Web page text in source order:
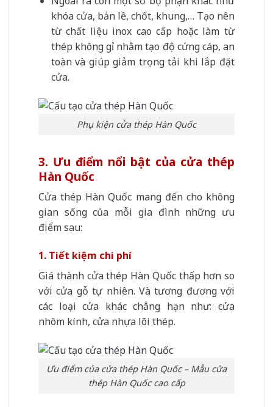
khóa cửa, bản lề, chốt, khung,… Tạo nên
từ chất liệu inox cao cấp hoặc làm từ
thép không gỉ nhằm tạo độ cứng cáp, an
toàn và giúp giảm trọng tải khi lắp đặt
cửa.
Phụ kiện cửa thép Hàn Quốc
3. Ưu điểm nổi bật của cửa thép
Hàn Quốc
Cửa thép Hàn Quốc mang đến cho không
gian sống của mỗi gia đình những ưu
điểm sau:
1. Tiết kiệm chi phí
Giá thành cửa thép Hàn Quốc thấp hơn so
với cửa gỗ tự nhiên. Và tương đương với
các loại cửa khác chẳng hạn như: cửa
nhôm kính, cửa nhựa lõi thép.
Ưu điểm của cửa thép Hàn Quốc – Mẫu cửa
thép Hàn Quốc cao cấp